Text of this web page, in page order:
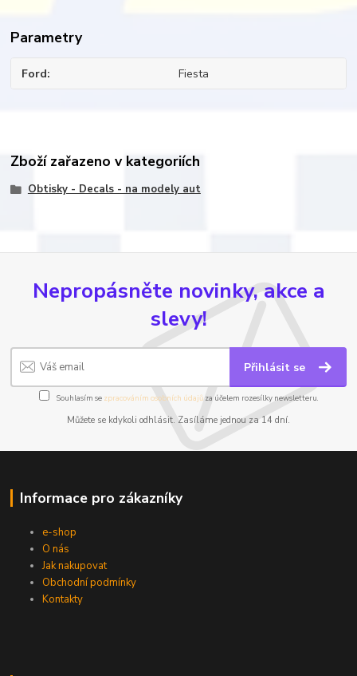
Parametry
Ford Fiesta
Zboží zařazeno v kategoriích
Obtisky - Decals - na modely aut
Nepropásněte novinky, akce a
slevy!
Přihlásit se
Souhlasím se zpracováním osobních údajůza účelem rozesílky newsletteru.
Můžete se kdykoli odhlásit. Zasíláme jednou za 14 dní.
Informace pro zákazníky
e-shop
O nás
Jak nakupovat
Obchodní podmínky
Kontakty